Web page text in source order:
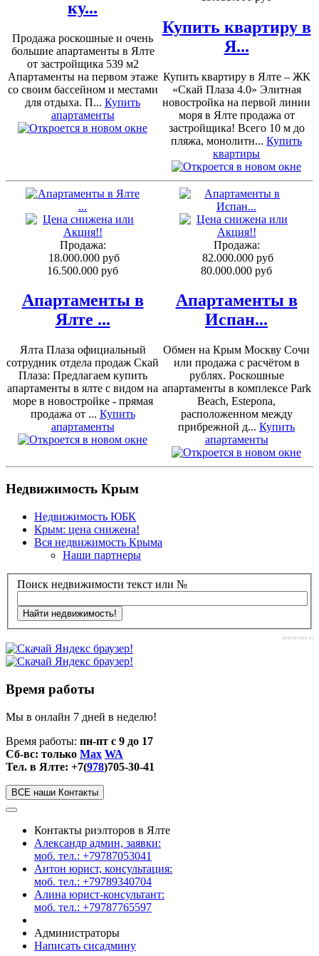
ку...
Продажа роскошные и очень
большие апартаменты в Ялте
от застройщика 539 м2
Апартаменты на первом этаже
со своим бассейном и местами
для отдыха. П... Купить
апартаменты
Купить квартиру в
Я...
Купить квартиру в Ялте – ЖК
«Скай Плаза 4.0» Элитная
новостройка на первой линии
моря в Ялте продажа от
застройщика! Всего 10 м до
пляжа, монолитн... Купить
квартиры
Продажа:
18.000.000 руб
16.500.000 руб
Апартаменты в
Ялте ...
Ялта Плаза официальный
сотрудник отдела продаж Скай
Плаза: Предлагаем купить
апартаменты в ялте с видом на
море в новостройке - прямая
продажа от ... Купить
апартаменты
Продажа:
82.000.000 руб
80.000.000 руб
Апартаменты в
Испан...
Обмен на Крым Москву Сочи
или продажа с расчётом в
рублях. Роскошные
апартаменты в комплексе Park
Beach, Estepona,
расположенном между
прибрежной д... Купить
апартаменты
Недвижимость Крым
Недвижимость ЮБК
Крым: цена снижена!
Вся недвижимость Крыма
Наши партнеры
Поиск недвижимости текст или №
afisha-msk.ru
Время работы
Мы в онлайн 7 дней в неделю!
Время работы: пн-пт с 9 до 17
Сб-вс: только Max WA
Тел. в Ялте: +7(978)705-30-41
ВСЕ наши Контакты
Контакты риэлторов в Ялте
Александр админ, заявки:
моб. тел.: +79787053041
Антон юрист, консультация:
моб. тел.: +79789340704
Алина юрист-консультант:
моб. тел.: +79787765597
Администраторы
Написать сисадмину